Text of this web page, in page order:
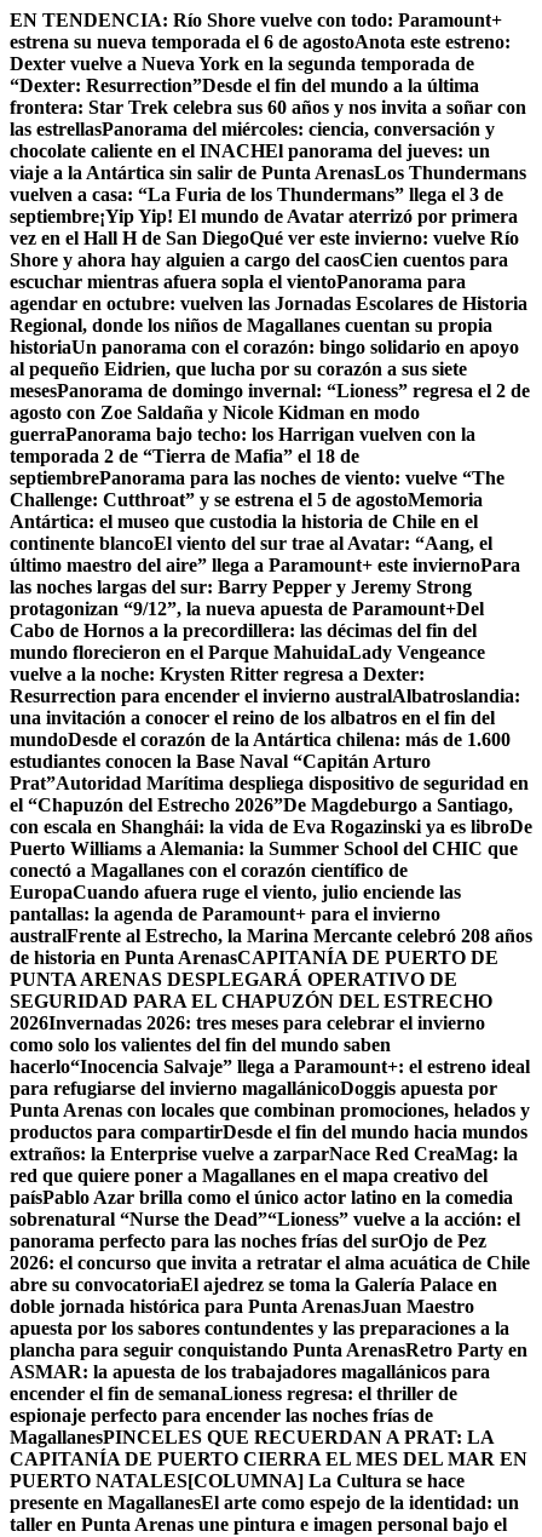
Skip
to
content
EN TENDENCIA: Río Shore vuelve con todo: Paramount+
estrena su nueva temporada el 6 de agostoAnota este estreno:
Dexter vuelve a Nueva York en la segunda temporada de
“Dexter: Resurrection”Desde el fin del mundo a la última
frontera: Star Trek celebra sus 60 años y nos invita a soñar con
las estrellasPanorama del miércoles: ciencia, conversación y
chocolate caliente en el INACHEl panorama del jueves: un
viaje a la Antártica sin salir de Punta ArenasLos Thundermans
vuelven a casa: “La Furia de los Thundermans” llega el 3 de
septiembre¡Yip Yip! El mundo de Avatar aterrizó por primera
vez en el Hall H de San DiegoQué ver este invierno: vuelve Río
Shore y ahora hay alguien a cargo del caosCien cuentos para
escuchar mientras afuera sopla el vientoPanorama para
agendar en octubre: vuelven las Jornadas Escolares de Historia
Regional, donde los niños de Magallanes cuentan su propia
historiaUn panorama con el corazón: bingo solidario en apoyo
al pequeño Eidrien, que lucha por su corazón a sus siete
mesesPanorama de domingo invernal: “Lioness” regresa el 2 de
agosto con Zoe Saldaña y Nicole Kidman en modo
guerraPanorama bajo techo: los Harrigan vuelven con la
temporada 2 de “Tierra de Mafia” el 18 de
septiembrePanorama para las noches de viento: vuelve “The
Challenge: Cutthroat” y se estrena el 5 de agostoMemoria
Antártica: el museo que custodia la historia de Chile en el
continente blancoEl viento del sur trae al Avatar: “Aang, el
último maestro del aire” llega a Paramount+ este inviernoPara
las noches largas del sur: Barry Pepper y Jeremy Strong
protagonizan “9/12”, la nueva apuesta de Paramount+Del
Cabo de Hornos a la precordillera: las décimas del fin del
mundo florecieron en el Parque MahuidaLady Vengeance
vuelve a la noche: Krysten Ritter regresa a Dexter:
Resurrection para encender el invierno australAlbatroslandia:
una invitación a conocer el reino de los albatros en el fin del
mundoDesde el corazón de la Antártica chilena: más de 1.600
estudiantes conocen la Base Naval “Capitán Arturo
Prat”Autoridad Marítima despliega dispositivo de seguridad en
el “Chapuzón del Estrecho 2026”De Magdeburgo a Santiago,
con escala en Shanghái: la vida de Eva Rogazinski ya es libroDe
Puerto Williams a Alemania: la Summer School del CHIC que
conectó a Magallanes con el corazón científico de
EuropaCuando afuera ruge el viento, julio enciende las
pantallas: la agenda de Paramount+ para el invierno
australFrente al Estrecho, la Marina Mercante celebró 208 años
de historia en Punta ArenasCAPITANÍA DE PUERTO DE
PUNTA ARENAS DESPLEGARÁ OPERATIVO DE
SEGURIDAD PARA EL CHAPUZÓN DEL ESTRECHO
2026Invernadas 2026: tres meses para celebrar el invierno
como solo los valientes del fin del mundo saben
hacerlo“Inocencia Salvaje” llega a Paramount+: el estreno ideal
para refugiarse del invierno magallánicoDoggis apuesta por
Punta Arenas con locales que combinan promociones, helados y
productos para compartirDesde el fin del mundo hacia mundos
extraños: la Enterprise vuelve a zarparNace Red CreaMag: la
red que quiere poner a Magallanes en el mapa creativo del
paísPablo Azar brilla como el único actor latino en la comedia
sobrenatural “Nurse the Dead”“Lioness” vuelve a la acción: el
panorama perfecto para las noches frías del surOjo de Pez
2026: el concurso que invita a retratar el alma acuática de Chile
abre su convocatoriaEl ajedrez se toma la Galería Palace en
doble jornada histórica para Punta ArenasJuan Maestro
apuesta por los sabores contundentes y las preparaciones a la
plancha para seguir conquistando Punta ArenasRetro Party en
ASMAR: la apuesta de los trabajadores magallánicos para
encender el fin de semanaLioness regresa: el thriller de
espionaje perfecto para encender las noches frías de
MagallanesPINCELES QUE RECUERDAN A PRAT: LA
CAPITANÍA DE PUERTO CIERRA EL MES DEL MAR EN
PUERTO NATALES[COLUMNA] La Cultura se hace
presente en MagallanesEl arte como espejo de la identidad: un
taller en Punta Arenas une pintura e imagen personal bajo el